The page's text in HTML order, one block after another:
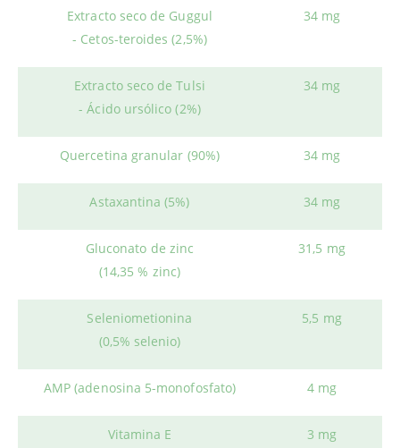
Extracto seco de Guggul
- Cetos-teroides (2,5%)
34 mg
Extracto seco de Tulsi
- Ácido ursólico (2%)
34 mg
Quercetina granular (90%) 34 mg
Astaxantina (5%) 34 mg
Gluconato de zinc
(14,35 % zinc)
31,5 mg
Seleniometionina
(0,5% selenio)
5,5 mg
AMP (adenosina 5-monofosfato) 4 mg
Vitamina E
3 mg